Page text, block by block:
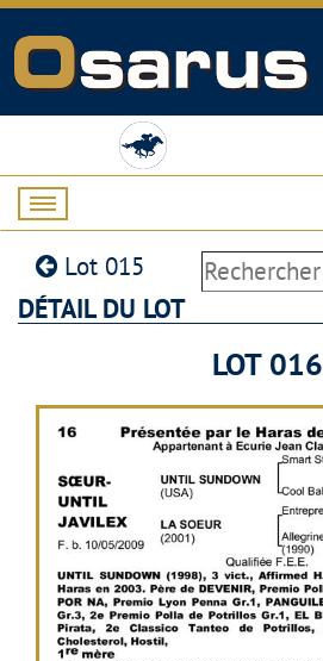
Lot 015
DÉTAIL DU LOT
LOT 016